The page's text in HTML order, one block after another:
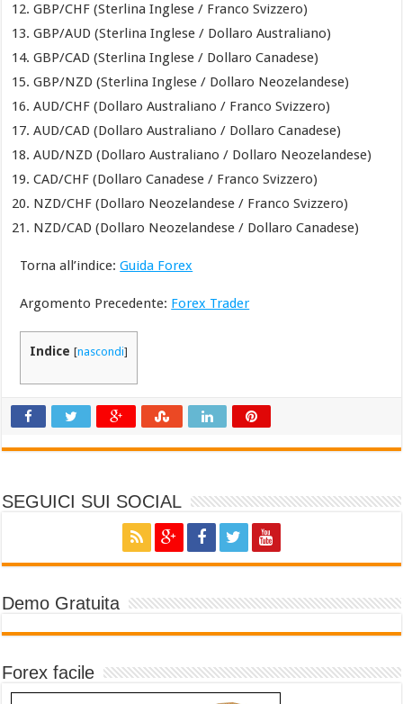
GBP/CHF (Sterlina Inglese / Franco Svizzero)
GBP/AUD (Sterlina Inglese / Dollaro Australiano)
GBP/CAD (Sterlina Inglese / Dollaro Canadese)
GBP/NZD (Sterlina Inglese / Dollaro Neozelandese)
AUD/CHF (Dollaro Australiano / Franco Svizzero)
AUD/CAD (Dollaro Australiano / Dollaro Canadese)
AUD/NZD (Dollaro Australiano / Dollaro Neozelandese)
CAD/CHF (Dollaro Canadese / Franco Svizzero)
NZD/CHF (Dollaro Neozelandese / Franco Svizzero)
NZD/CAD (Dollaro Neozelandese / Dollaro Canadese)
Torna all’indice:Guida Forex
Argomento Precedente: Forex Trader
Indice [nascondi]
SEGUICI SUI SOCIAL
Demo Gratuita
Forex facile